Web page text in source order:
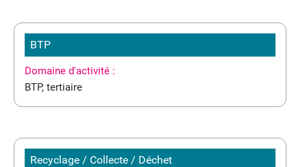
BTP
Domaine d'activité :
BTP, tertiaire
Recyclage / Collecte / Déchet